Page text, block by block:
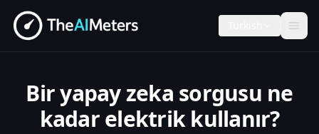
Bir yapay zeka sorgusu ne
kadar elektrik kullanır?